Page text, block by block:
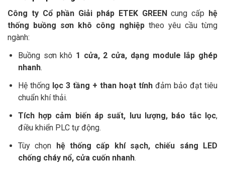
Công ty Cổ phần Giải pháp ETEK GREEN cung cấp
hệ
thống buồng sơn khô công nghiệptheo yêu cầu từng
ngành:
Buồng sơn khô 1 cửa, 2 cửa, dạng module lắp ghép
nhanh.
Hệ thống lọc 3 tầng + than hoạt tínhđảm bảo đạt tiêu
chuẩn khí thải.
Tích hợp cảm biến áp suất, lưu lượng, báo tắc lọc,
điều khiển PLC tự động.
Tùy chọn
hệ thống cấp khí sạch, chiếu sáng LED
chống cháy nổ, cửa cuốn nhanh.